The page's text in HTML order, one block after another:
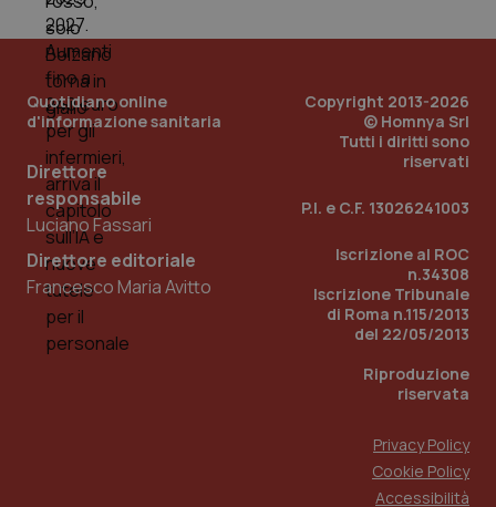
Quotidiano online
d'informazione sanitaria
Direttore
responsabile
Luciano Fassari
Direttore editoriale
Francesco Maria Avitto
Copyright 2013-2026
© Homnya Srl
Tutti i diritti sono
riservati
P.I. e C.F. 13026241003
Iscrizione al ROC
n.34308
Iscrizione Tribunale
di Roma n.115/2013
del 22/05/2013
Riproduzione
riservata
Privacy Policy
Cookie Policy
Accessibilità
_ga_KM60CM4NPH
mese
Scadenza
1 anno 1
Questo
Scadenza